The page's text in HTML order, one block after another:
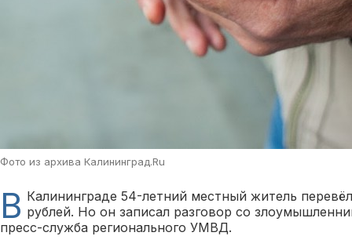
Фото из архива Калининград.Ru
В Калининграде 54-летний местный житель
рублей. Но он записал разговор со
пресс-служба регионального УМВД.